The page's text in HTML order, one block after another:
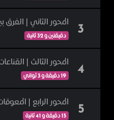
3 المحور الثاني | الفرق
دقيقتين و 32 ثانية
4 المحور الثالث |
19 دقيقة و 3 ثواني
5 المحور الرابع |
15 دقيقة و 41 ثانية